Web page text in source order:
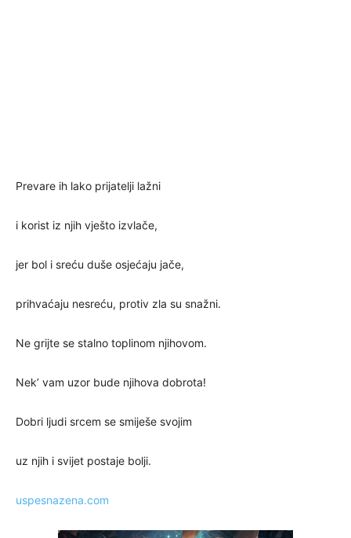
Prevare ih lako prijatelji lažni
i korist iz njih vješto izvlače,
jer bol i sreću duše osjećaju jače,
prihvaćaju nesreću, protiv zla su snažni.
Ne grijte se stalno toplinom njihovom.
Nek’ vam uzor bude njihova dobrota!
Dobri ljudi srcem se smiješe svojim
uz njih i svijet postaje bolji.
uspesnazena.com